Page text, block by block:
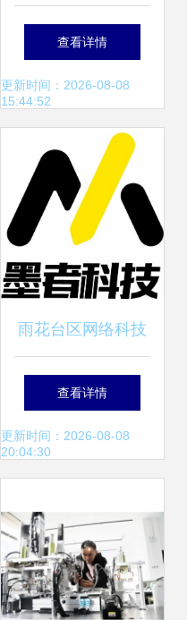
——泉州装备协会
赴厦门开展数字化
转型标杆商学活动
查看详情
更新时间：2026-08-08
15:44:52
雨花台区网络科技
公司盘点 聚焦大数
据与信息技术服务
查看详情
更新时间：2026-08-08
20:04:30